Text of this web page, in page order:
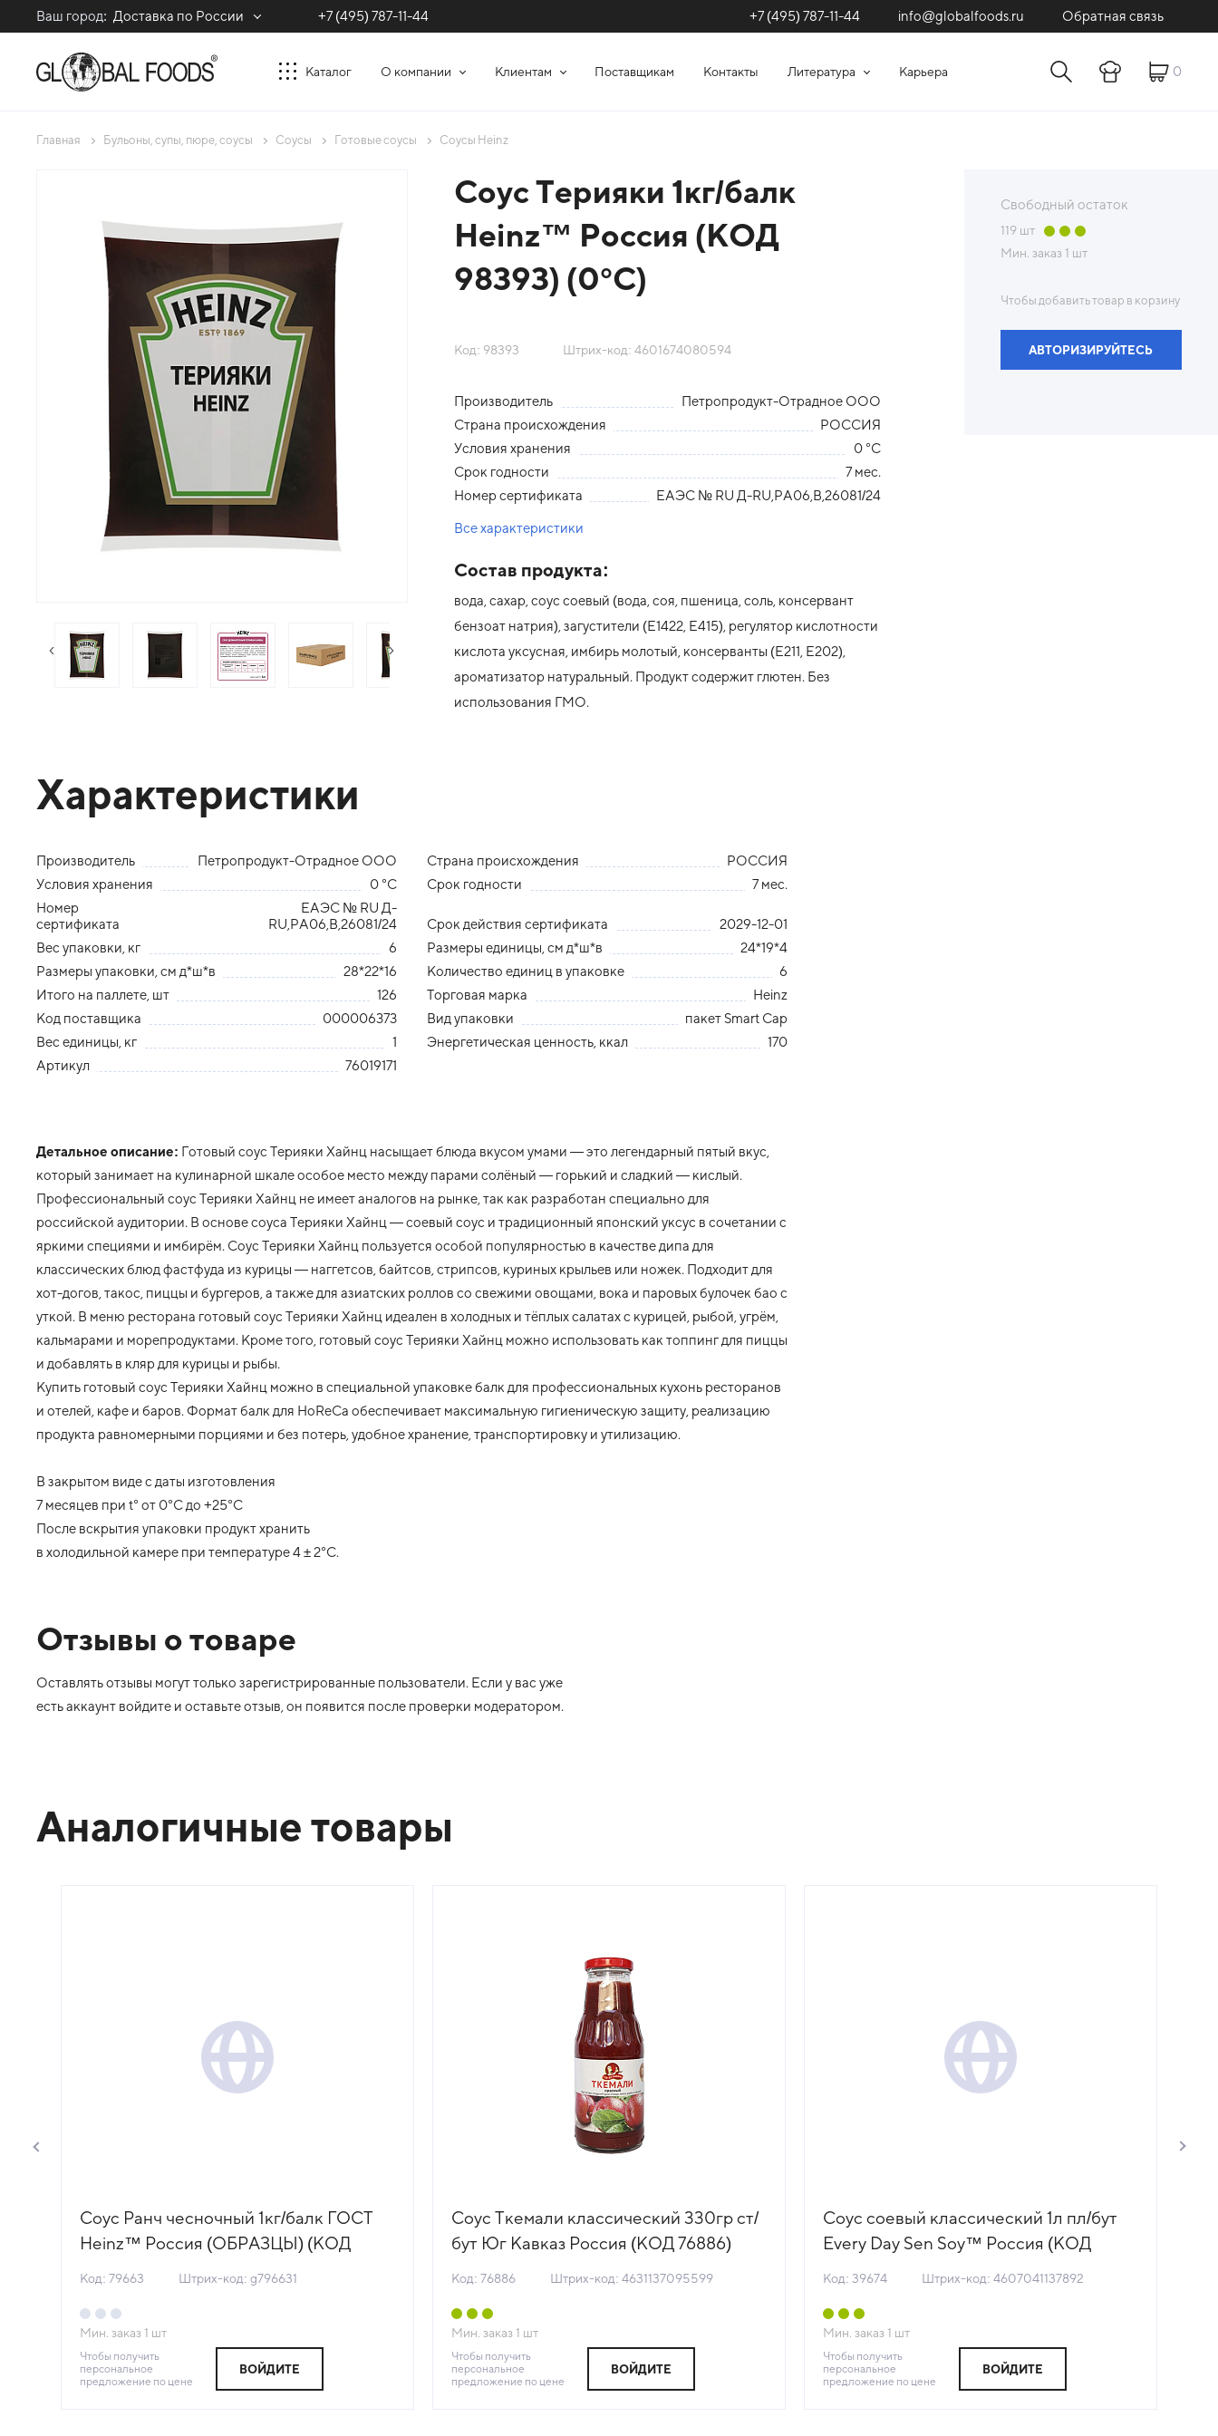
Ваш город: Доставка по России +7 (495) 787-11-44 +7 (495) 787-11-44 info@globalfoods.ru Обратная связь
Каталог О компании Клиентам Поставщикам Контакты Литература Карьера 0
Главная Бульоны, супы, пюре, соусы Соусы Готовые соусы Соусы Heinz
следующий слайд предыдущий слайд
Соус Терияки 1кг/балк
Heinz™ Россия (КОД
98393) (0°С)
Код: 98393 Штрих-код: 4601674080594
Производитель
Петропродукт-Отрадное ООО
Страна происхождения
РОССИЯ
Условия хранения
0 °С
Срок годности
7 мес.
Номер сертификата
ЕАЭС № RU Д-RU,РА06,В,26081/24
Все характеристики
Состав продукта:
вода, сахар, соус соевый (вода, соя, пшеница, соль, консервант
бензоат натрия), загустители (Е1422, Е415), регулятор кислотности
кислота уксусная, имбирь молотый, консерванты (Е211, Е202),
ароматизатор натуральный. Продукт содержит глютен. Без
использования ГМО.
Характеристики
Производитель Петропродукт-Отрадное ООО Страна происхождения
РОССИЯ
Условия хранения
0 °С Срок годности
7 мес.
Номер
сертификата
ЕАЭС № RU Д-
RU,РА06,В,26081/24
Срок действия сертификата
2029-12-01
Вес упаковки, кг
6 Размеры единицы, см д*ш*в
24*19*4
Размеры упаковки, см д*ш*в
28*22*16 Количество единиц в упаковке
6
Итого на паллете, шт
126 Торговая марка
Heinz
Код поставщика
000006373 Вид упаковки
пакет Smart Cap
Вес единицы, кг
1 Энергетическая ценность, ккал
170
Артикул
76019171
Детальное описание: Готовый соус Терияки Хайнц насыщает блюда вкусом умами — это легендарный пятый вкус,
который занимает на кулинарной шкале особое место между парами солёный — горький и сладкий — кислый.
Профессиональный соус Терияки Хайнц не имеет аналогов на рынке, так как разработан специально для
российской аудитории. В основе соуса Терияки Хайнц — соевый соус и традиционный японский уксус в сочетании с
яркими специями и имбирём. Соус Терияки Хайнц пользуется особой популярностью в качестве дипа для
классических блюд фастфуда из курицы — наггетсов, байтсов, стрипсов, куриных крыльев или ножек. Подходит для
хот-догов, такос, пиццы и бургеров, а также для азиатских роллов со свежими овощами, вока и паровых булочек бао с
уткой. В меню ресторана готовый соус Терияки Хайнц идеален в холодных и тёплых салатах с курицей, рыбой, угрём,
кальмарами и морепродуктами. Кроме того, готовый соус Терияки Хайнц можно использовать как топпинг для пиццы
и добавлять в кляр для курицы и рыбы.
Купить готовый соус Терияки Хайнц можно в специальной упаковке балк для профессиональных кухонь ресторанов
и отелей, кафе и баров. Формат балк для HoReCa обеспечивает максимальную гигиеническую защиту, реализацию
продукта равномерными порциями и без потерь, удобное хранение, транспортировку и утилизацию.
В закрытом виде с даты изготовления
7 месяцев при t° от 0°С до +25°С
После вскрытия упаковки продукт хранить
в холодильной камере при температуре 4 ± 2°С.
Отзывы о товаре
Оставлять отзывы могут только зарегистрированные пользователи. Если у вас уже
есть аккаунт войдите и оставьте отзыв, он появится после проверки модератором.
Свободный остаток
119шт
Мин. заказ 1 шт
Чтобы добавить товар в корзину
АВТОРИЗИРУЙТЕСЬ
Аналогичные товары
Соус Ранч чесночный 1кг/балк ГОСТ
Heinz™ Россия (ОБРАЗЦЫ) (КОД
Код: 79663 Штрих-код: g796631
Мин. заказ 1 шт
Чтобы получить
персональное
предложение по цене
ВОЙДИТЕ
Соус Ткемали классический 330гр ст/
бут Юг Кавказ Россия (КОД 76886)
Код: 76886 Штрих-код: 4631137095599
Мин. заказ 1 шт
Чтобы получить
персональное
предложение по цене
ВОЙДИТЕ
Соус соевый классический 1л пл/бут
Every Day Sen Soy™ Россия (КОД
Код: 39674 Штрих-код: 4607041137892
Мин. заказ 1 шт
Чтобы получить
персональное
предложение по цене
ВОЙДИТЕ